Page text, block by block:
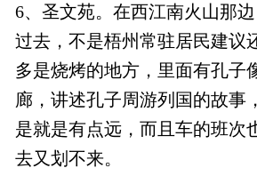
6、圣文苑。在西江南火山那
过去，不是梧州常驻居民建议
多是烧烤的地方，里面有孔子
廊，讲述孔子周游列国的故事
是就是有点远，而且车的班次
去又划不来。